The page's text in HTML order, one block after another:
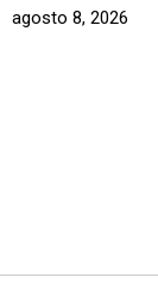
agosto 8, 2026